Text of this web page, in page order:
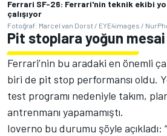
Ferrari SF-26: Ferrari'nin teknik ekibi
çalışıyor
Fotoğraf: Marcel van Dorst / EYE4images /
Pit stoplara yoğun mesai
Ferrari’nin bu aradaki en önemli
biri de pit stop performansı oldu.
test programı nedeniyle takım,
antrenmanı yapamamıştı.
Ioverno bu durumu şöyle açıkladı: